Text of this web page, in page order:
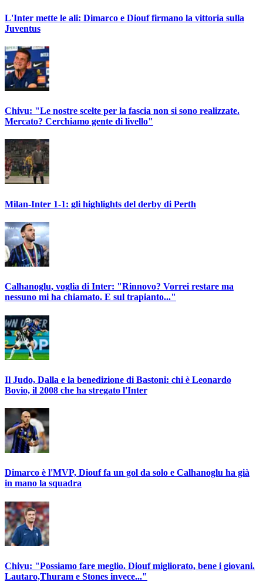
L'Inter mette le ali: Dimarco e Diouf firmano la vittoria sulla
Juventus
Chivu: "Le nostre scelte per la fascia non si sono realizzate.
Mercato? Cerchiamo gente di livello"
Milan-Inter 1-1: gli highlights del derby di Perth
Calhanoglu, voglia di Inter: "Rinnovo? Vorrei restare ma
nessuno mi ha chiamato. E sul trapianto..."
Il Judo, Dalla e la benedizione di Bastoni: chi è Leonardo
Bovio, il 2008 che ha stregato l'Inter
Dimarco è l'MVP, Diouf fa un gol da solo e Calhanoglu ha già
in mano la squadra
Chivu: "Possiamo fare meglio. Diouf migliorato, bene i giovani.
Lautaro,Thuram e Stones invece..."